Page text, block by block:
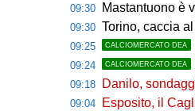
09:30 Mastantuono è
09:30 Torino, caccia al
09:25 CALCIOMERCATO DEA
09:24 CALCIOMERCATO DEA
09:18 Danilo,
09:04 Esposito, il